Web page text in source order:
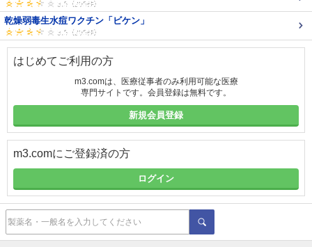
乾燥弱毒生水痘ワクチン「ビケン」
はじめてご利用の方
m3.comは、医療従事者のみ利用可能な医療
専門サイトです。会員登録は無料です。
新規会員登録
m3.comにご登録済の方
ログイン